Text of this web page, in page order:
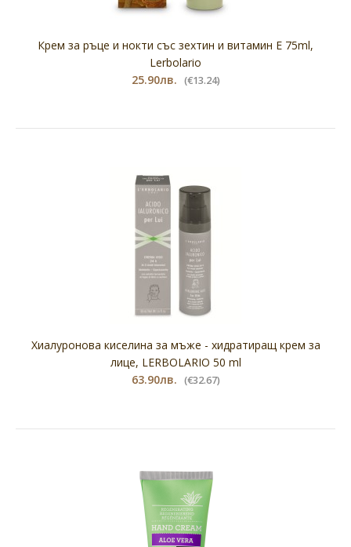
Крем за ръце и нокти със зехтин и витамин Е 75ml,
Lerbolario
25.90лв. (€13.24)
Хиалуронова киселина за мъже - хидратиращ крем за
лице, LERBOLARIO 50 ml
63.90лв. (€32.67)